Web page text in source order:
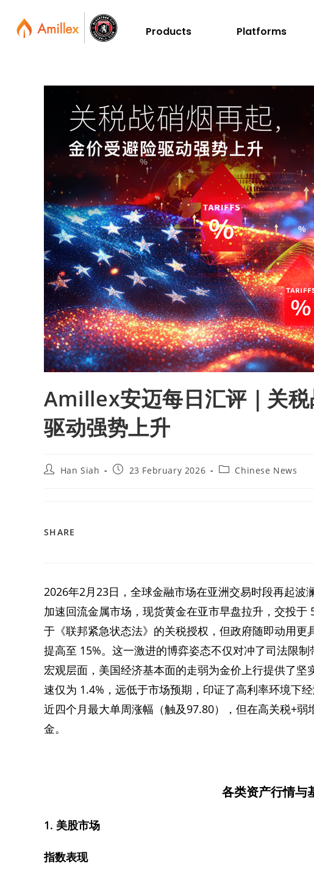
Products Platforms
Amillex安迈每日汇评｜关
驱动强势上升
Han Siah 23 February 2026 Chinese News
SHARE
2026年2月23日，全球金融市场在亚洲交易时段再起
加速回流金属市场，现货黄金在亚市早盘拉升，交投
于《联邦紧急状态法》的关税授权，但政府随即动用
提高至 15%。这一激进的博弈姿态不仅对冲了司法限
宏观层面，美国经济基本面的走弱为金价上行提供了
速仅为 1.4%，远低于市场预期，印证了高利率环境下
近四个月最大单周涨幅（触及97.80），但在高关税+
金。
各类资产行情与
1. 美股市场
指数表现